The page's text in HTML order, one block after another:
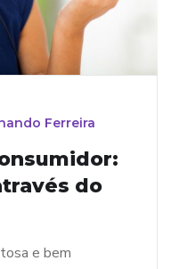
Ferreira
do
e bem